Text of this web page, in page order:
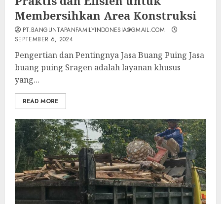
Membersihkan Area Konstruksi
PT.BANGUNTAPANFAMILYINDONESIA@GMAIL.COM
SEPTEMBER 6, 2024
Pengertian dan Pentingnya Jasa Buang Puing Jasa
buang puing Sragen adalah layanan khusus
yang...
READ MORE